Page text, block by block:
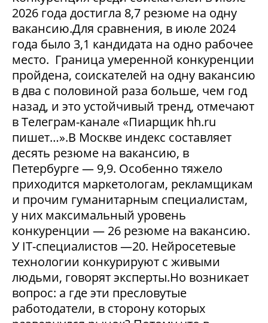
2026 года достигла 8,7 резюме на одну
вакансию.Для сравнения, в июле 2024
года было 3,1 кандидата на одно рабочее
место. Граница умеренной конкуренции
пройдена, соискателей на одну вакансию
в два с половиной раза больше, чем год
назад, и это устойчивый тренд, отмечают
в Телеграм-канале «Пиарщик hh.ru
пишет…».В Москве индекс составляет
десять резюме на вакансию, в
Петербурге — 9,9. Особенно тяжело
приходится маркетологам, рекламщикам
и прочим гуманитарным специалистам,
у них максимальный уровень
конкуренции — 26 резюме на вакансию.
У IT-специалистов —20. Нейросетевые
технологии конкурируют с живыми
людьми, говорят эксперты.Но возникает
вопрос: а где эти пресловутые
работодатели, в сторону которых